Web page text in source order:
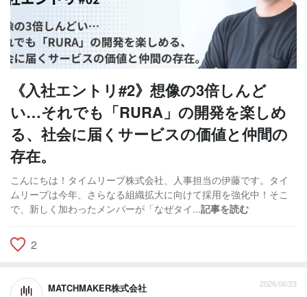
《入社エントリ#2》想像の3倍しんど
い…それでも「RURA」の開発を楽しめ
る、社会に届くサービスの価値と仲間の
存在。
こんにちは！タイムリープ株式会社、人事担当の伊藤です。タイ
ムリープは今年、さらなる組織拡大に向けて採用を強化中！そこ
で、新しく加わったメンバーが「なぜタイ...記事を読む
2
MATCHMAKER株式会社 2026/06/23